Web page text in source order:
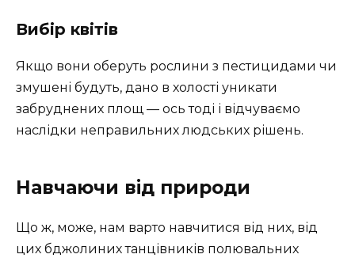
Вибір квітів
Якщо вони оберуть рослини з пестицидами чи
змушені будуть, дано в холості уникати
забруднених площ — ось тоді і відчуваємо
наслідки неправильних людських рішень.
Навчаючи від природи
Що ж, може, нам варто навчитися від них, від
цих бджолиних танцівників полювальних